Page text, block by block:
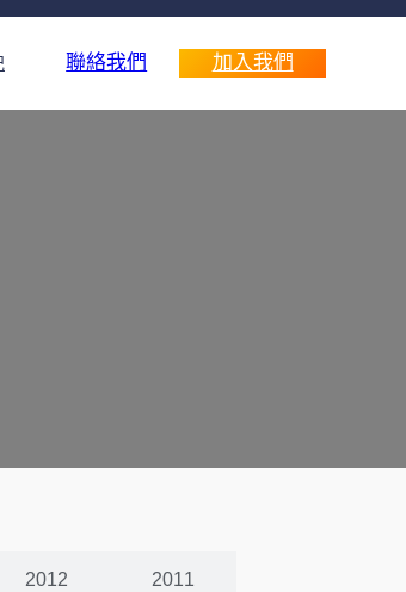
聯絡我們 加入我們
2012 2011